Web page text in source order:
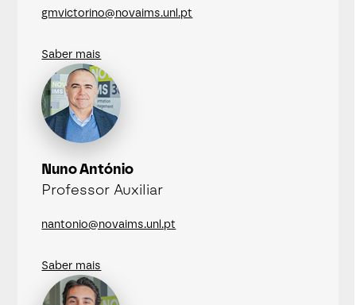
gmvictorino@novaims.unl.pt
Saber mais
Nuno António
Professor Auxiliar
nantonio@novaims.unl.pt
Saber mais